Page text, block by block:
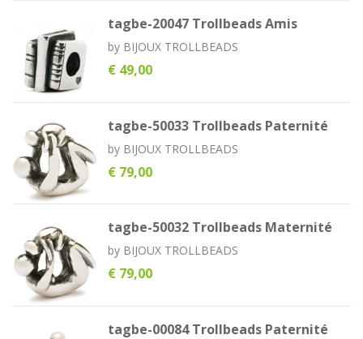
tagbe-20047 Trollbeads Amis
by BIJOUX TROLLBEADS
€ 49,00
tagbe-50033 Trollbeads Paternité
by BIJOUX TROLLBEADS
€ 79,00
tagbe-50032 Trollbeads Maternité
by BIJOUX TROLLBEADS
€ 79,00
tagbe-00084 Trollbeads Paternité